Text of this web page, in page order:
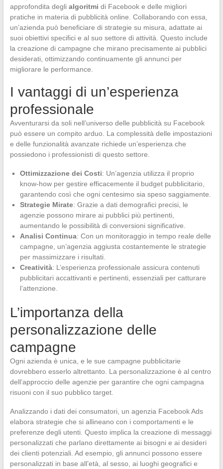
approfondita degli algoritmi di Facebook e delle migliori
pratiche in materia di pubblicità online. Collaborando con essa,
un’azienda può beneficiare di strategie su misura, adattate ai
suoi obiettivi specifici e al suo settore di attività. Questo include
la creazione di campagne che mirano precisamente ai pubblici
desiderati, ottimizzando continuamente gli annunci per
migliorare le performance.
I vantaggi di un’esperienza
professionale
Avventurarsi da soli nell’universo delle pubblicità su Facebook
può essere un compito arduo. La complessità delle impostazioni
e delle funzionalità avanzate richiede un’esperienza che
possiedono i professionisti di questo settore.
Ottimizzazione dei Costi: Un’agenzia utilizza il proprio
know-how per gestire efficacemente il budget pubblicitario,
garantendo così che ogni centesimo sia speso saggiamente.
Strategie Mirate: Grazie a dati demografici precisi, le
agenzie possono mirare ai pubblici più pertinenti,
aumentando le possibilità di conversioni significative.
Analisi Continua: Con un monitoraggio in tempo reale delle
campagne, un’agenzia aggiusta costantemente le strategie
per massimizzare i risultati.
Creatività: L’esperienza professionale assicura contenuti
pubblicitari accattivanti e pertinenti, essenziali per catturare
l’attenzione.
L’importanza della
personalizzazione delle
campagne
Ogni azienda è unica, e le sue campagne pubblicitarie
dovrebbero esserlo altrettanto. La personalizzazione è al centro
dell’approccio delle agenzie per garantire che ogni campagna
risuoni con il suo pubblico target.
Analizzando i dati dei consumatori, un agenzia Facebook Ads
elabora strategie che si allineano con i comportamenti e le
preferenze degli utenti. Questo implica la creazione di messaggi
personalizzati che parlano direttamente ai bisogni e ai desideri
dei clienti potenziali. Ad esempio, gli annunci possono essere
personalizzati in base all’età, al sesso, ai luoghi geografici e